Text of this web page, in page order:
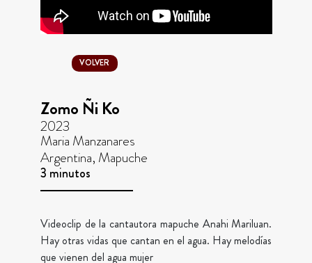
VOLVER
Zomo Ñi Ko
2023
Maria Manzanares
Argentina, Mapuche
3 minutos
Videoclip de la cantautora mapuche Anahi Mariluan.
Hay otras vidas que cantan en el agua. Hay melodías
que vienen del agua mujer